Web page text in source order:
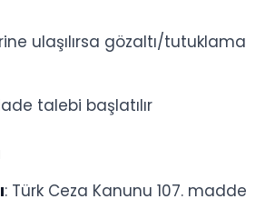
ulaşılırsa gözaltı/tutuklama
talebi başlatılır
: Türk Ceza Kanunu 107. madde